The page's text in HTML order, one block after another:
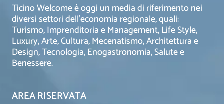
Ticino Welcome è oggi un media di riferimento nei
diversi settori dell’economia regionale, quali:
Turismo, Imprenditoria e Management, Life Style,
Luxury, Arte, Cultura, Mecenatismo, Architettura e
Design, Tecnologia, Enogastronomia, Salute e
Benessere.
AREA RISERVATA